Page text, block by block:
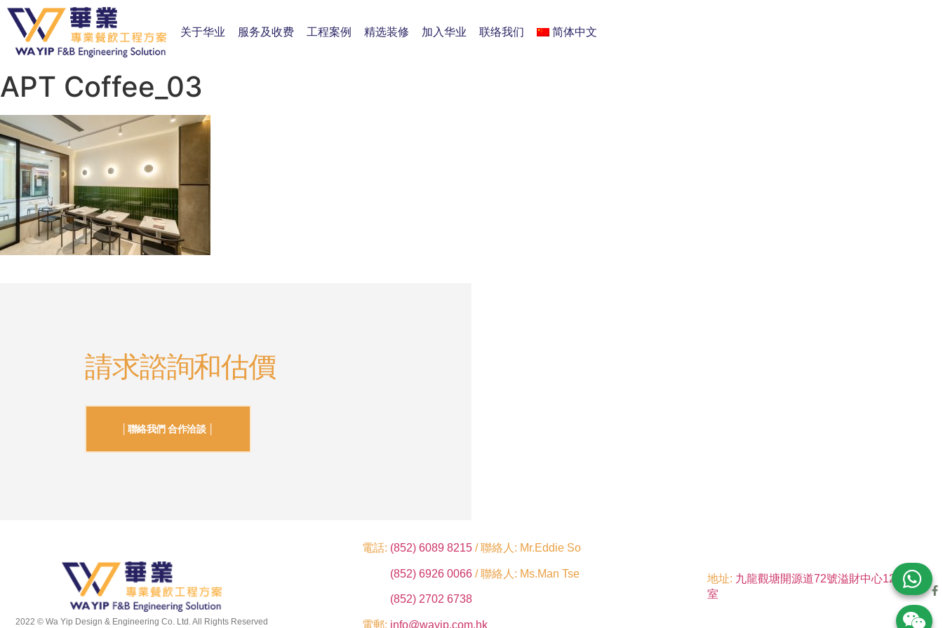
关于华业 服务及收费 工程案例 精选装修 加入华业 联络我们 简体中文
APT Coffee_03
請求諮詢和估價
│聯絡我們 合作洽談 │
2022 © Wa Yip Design & Engineering Co. Ltd. All Rights Reserved
電話: (852) 6089 8215 / 聯絡人: Mr.Eddie So
(852) 6926 0066/ 聯絡人: Ms.Man Tse
(852) 2702 6738
電郵: info@wayip.com.hk
地址: 九龍觀塘開源道72號溢財中心12樓6
室